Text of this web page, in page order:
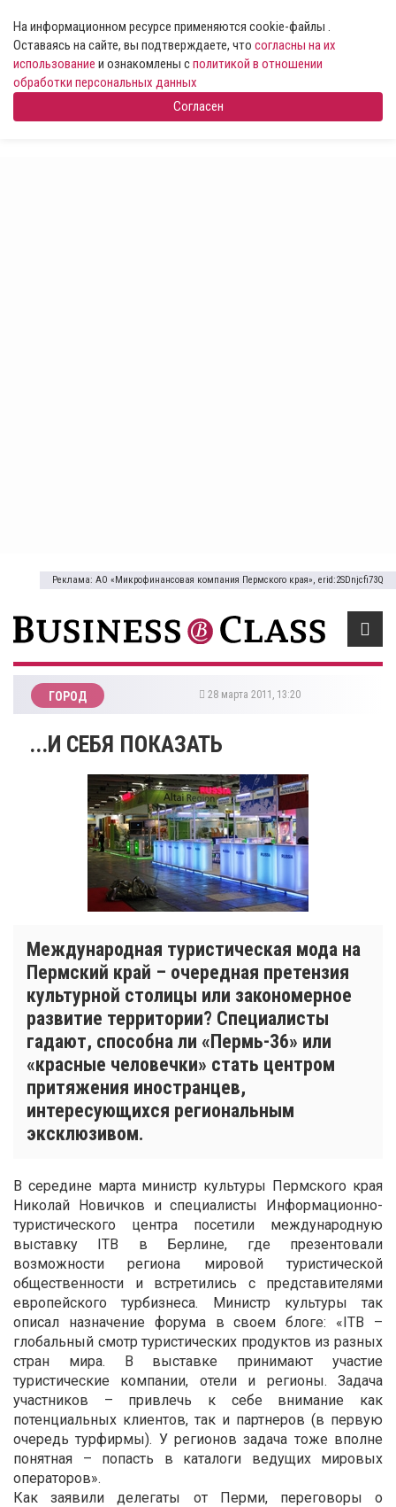
На информационном ресурсе применяются cookie-файлы .
Оставаясь на сайте, вы подтверждаете, что согласны на их
использование и ознакомлены сполитикой в отношении
обработки персональных данных
Согласен
Реклама: АО «Микрофинансовая компания Пермского края», erid:2SDnjcfi73Q
ГОРОД 28 марта 2011, 13:20
...И СЕБЯ ПОКАЗАТЬ
Международная туристическая мода на
Пермский край – очередная претензия
культурной столицы или закономерное
развитие территории? Специалисты
гадают, способна ли «Пермь-36» или
«красные человечки» стать центром
притяжения иностранцев,
интересующихся региональным
эксклюзивом.
В середине марта министр культуры Пермского края
Николай Новичков и специалисты Информационно-
туристического центра посетили международную
выставку ITB в Берлине, где презентовали
возможности региона мировой туристической
общественности и встретились с представителями
европейского турбизнеса. Министр культуры так
описал назначение форума в своем блоге: «ITB –
глобальный смотр туристических продуктов из разных
стран мира. В выставке принимают участие
туристические компании, отели и регионы. Задача
участников – привлечь к себе внимание как
потенциальных клиентов, так и партнеров (в первую
очередь турфирмы). У регионов задача тоже вполне
понятная – попасть в каталоги ведущих мировых
операторов».
Как заявили делегаты от Перми, переговоры о